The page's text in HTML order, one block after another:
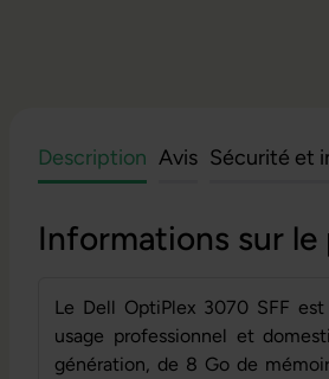
Description Avis Sécurité et
Informations sur
Le Dell OptiPlex 3070 SFF
usage professionnel et
génération, de 8 Go de